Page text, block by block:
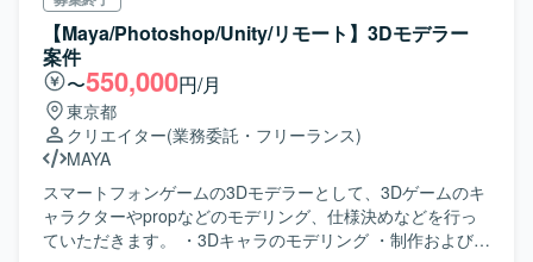
【Maya/Photoshop/Unity/リモート】3Dモデラー
案件
〜550,000円/月
東京都
クリエイター(業務委託・フリーランス)
MAYA
スマートフォンゲームの3Dモデラーとして、3Dゲームのキ
ャラクターやpropなどのモデリング、仕様決めなどを行っ
ていただきます。 ・3Dキャラのモデリング ・制作およびデ